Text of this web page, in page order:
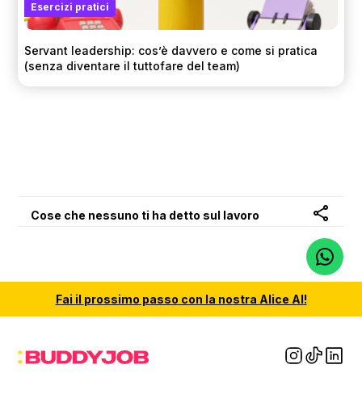
Esercizi pratici
Servant leadership: cos’è davvero e come si pratica
(senza diventare il tuttofare del team)
Cose che nessuno ti ha detto sul lavoro
Fai il prossimo passo con la nostra Alice AI!